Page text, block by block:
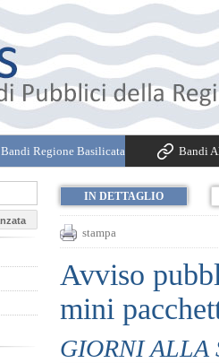
Bandi Regione Basilicata Bandi
IN DETTAGLIO
stampa
Avviso
mini
GIORNI ALLA